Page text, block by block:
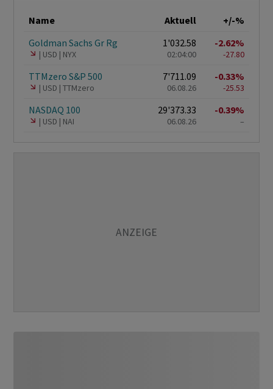
Name Aktuell
+/-%
Goldman Sachs Gr Rg
USD NYX
1'032.58
02:04:00
-2.62%
-27.80
TTMzero S&P 500
USD TTMzero
7'711.09
06.08.26
-0.33%
-25.53
NASDAQ 100
USD NAI
29'373.33
06.08.26
-0.39%
–